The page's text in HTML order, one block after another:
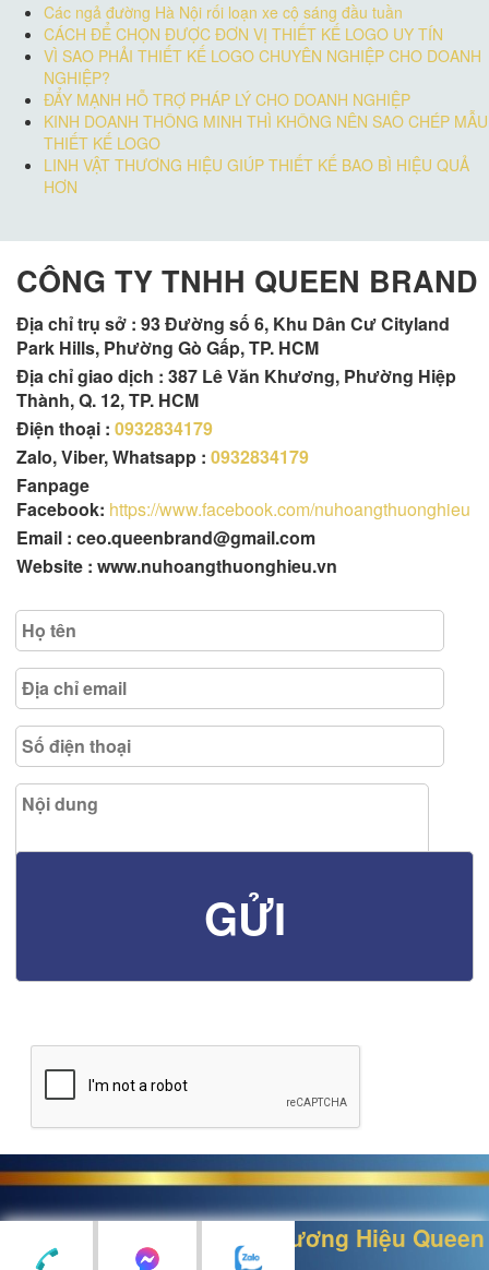
Các ngả đường Hà Nội rối loạn xe cộ sáng đầu tuần
CÁCH ĐỂ CHỌN ĐƯỢC ĐƠN VỊ THIẾT KẾ LOGO UY TÍN
VÌ SAO PHẢI THIẾT KẾ LOGO CHUYÊN NGHIỆP CHO DOANH
NGHIỆP?
ĐẨY MẠNH HỖ TRỢ PHÁP LÝ CHO DOANH NGHIỆP
KINH DOANH THÔNG MINH THÌ KHÔNG NÊN SAO CHÉP MẪU
THIẾT KẾ LOGO
LINH VẬT THƯƠNG HIỆU GIÚP THIẾT KẾ BAO BÌ HIỆU QUẢ
HƠN
CÔNG TY TNHH QUEEN BRAND
Địa chỉ trụ sở : 93 Đường số 6, Khu Dân Cư Cityland
Park Hills, Phường Gò Gấp, TP. HCM
Địa chỉ giao dịch : 387 Lê Văn Khương, Phường Hiệp
Thành, Q. 12, TP. HCM
Điện thoại : 0932834179
Zalo, Viber, Whatsapp : 0932834179
Fanpage
Facebook: https://www.facebook.com/nuhoangthuonghieu
Email : ceo.queenbrand@gmail.com
Website : www.nuhoangthuonghieu.vn
Nữ Hoàng Thương Hiệu Queen
Brand